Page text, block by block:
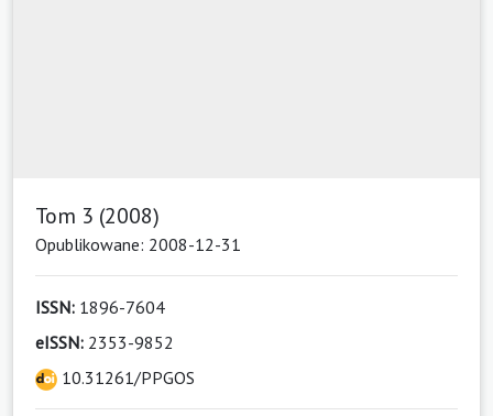
Tom 3 (2008)
Opublikowane: 2008-12-31
ISSN: 1896-7604
eISSN: 2353-9852
10.31261/PPGOS